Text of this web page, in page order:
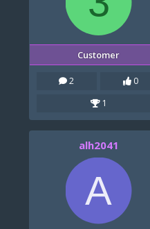
Customer
2
0
1
alh2041
A